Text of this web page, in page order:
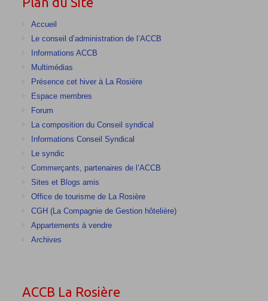
Accueil
Le conseil d’administration de l’ACCB
Informations ACCB
Multimédias
Présence cet hiver à La Rosière
Espace membres
Forum
La composition du Conseil syndical
Informations Conseil Syndical
Le syndic
Commerçants, partenaires de l’ACCB
Sites et Blogs amis
Office de tourisme de La Rosière
CGH (La Compagnie de Gestion hôtelière)
Appartements à vendre
Archives
ACCB La Rosière